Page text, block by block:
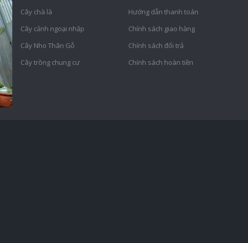
Cây chà là
Cây cảnh ngoại nhập
Cây Nho Thân Gỗ
Cây trồng chung cư
Hướng dẫn thanh toán
Chính sách giao hàng
Chính sách đổi trả
Chính sách hoàn tiền